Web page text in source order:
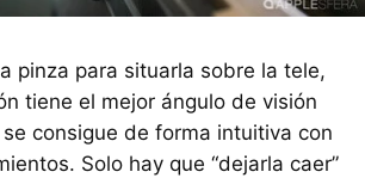
pinza para situarla sobre la tele,
tiene el mejor ángulo de visión
consigue de forma intuitiva con
Solo hay que “dejarla caer”